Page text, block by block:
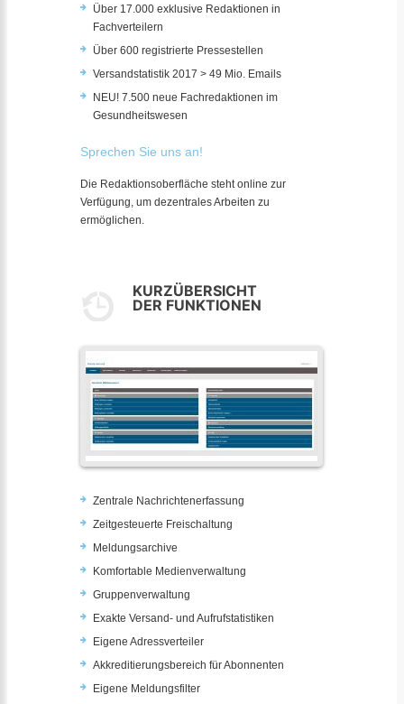
Über 17.000 exklusive Redaktionen in
Fachverteilern
Über 600 registrierte Pressestellen
Versandstatistik 2017 > 49 Mio. Emails
NEU! 7.500 neue Fachredaktionen im
Gesundheitswesen
Sprechen Sie uns an!
Die Redaktionsoberfläche steht online zur
Verfügung, um dezentrales Arbeiten zu
ermöglichen.
KURZÜBERSICHT
DER FUNKTIONEN
Zentrale Nachrichtenerfassung
Zeitgesteuerte Freischaltung
Meldungsarchive
Komfortable Medienverwaltung
Gruppenverwaltung
Exakte Versand- und Aufrufstatistiken
Eigene Adressverteiler
Akkreditierungsbereich für Abonnenten
Eigene Meldungsfilter